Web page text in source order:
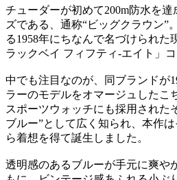
チューダーが初めて200m防水を
ズである、通称“ビッグクラウン”
る1958年にちなんで名づけられた
ラックベイ フィフティ-エイト」コ
中でも注目なのが、同ブランドが
ラーのモデルをオマージュしたこ
スポーツウォッチにも採用された
ブルー”として広く知られ、本作
ら着想を得て誕生しました。
透明感のあるブルーが手元に爽や